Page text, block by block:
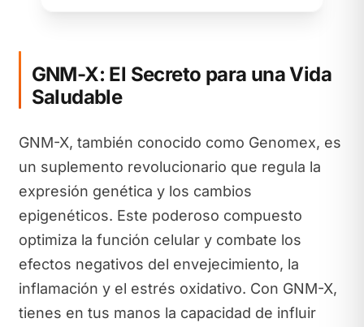
GNM-X: El Secreto para una Vida
Saludable
GNM-X, también conocido como Genomex, es
un suplemento revolucionario que regula la
expresión genética y los cambios
epigenéticos. Este poderoso compuesto
optimiza la función celular y combate los
efectos negativos del envejecimiento, la
inflamación y el estrés oxidativo. Con GNM-X,
tienes en tus manos la capacidad de influir